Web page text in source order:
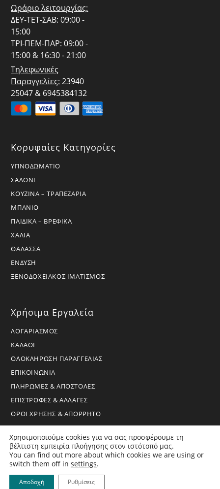
Ωράριο λειτουργίας:
ΔΕΥ-ΤΕΤ-ΣΑΒ: 09:00 -
15:00
ΤΡΙ-ΠΕΜ-ΠΑΡ: 09:00 -
15:00 & 16:30 - 21:00
Τηλεφωνικές
Παραγγελίες: 23940
25047 & 6945384132
Κορυφαίες Κατηγορίες
ΥΠΝΟΔΩΜΑΤΙΟ
ΣΑΛΟΝΙ
ΚΟΥΖΙΝΑ – ΤΡΑΠΕΖΑΡΙΑ
ΜΠΑΝΙΟ
ΠΑΙΔΙΚΑ – ΒΡΕΦΙΚΑ
ΧΑΛΙΑ
ΘΑΛΑΣΣΑ
ΕΝΔΥΣΗ
ΞΕΝΟΔΟΧΕΙΑΚΟΣ ΙΜΑΤΙΣΜΟΣ
Χρήσιμα Εργαλεία
ΛΟΓΑΡΙΑΣΜΟΣ
ΚΑΛΑΘΙ
ΟΛΟΚΛΗΡΩΣΗ ΠΑΡΑΓΓΕΛΙΑΣ
ΕΠΙΚΟΙΝΩΝΙΑ
ΠΛΗΡΩΜΕΣ & ΑΠΟΣΤΟΛΕΣ
ΕΠΙΣΤΡΟΦΕΣ & ΑΛΛΑΓΕΣ
ΟΡΟΙ ΧΡΗΣΗΣ & ΑΠΟΡΡΗΤΟ
Copyright 2026 - BoraHome - All Rights Reserved
Χρησιμοποιούμε cookies για να σας προσφέρουμε τη
βέλτιστη εμπειρία πλοήγησης στον ιστότοπό μας.
You can find out more about which cookies we are using or
switch them off in settings.
Αποδοχή Ρυθμίσεις